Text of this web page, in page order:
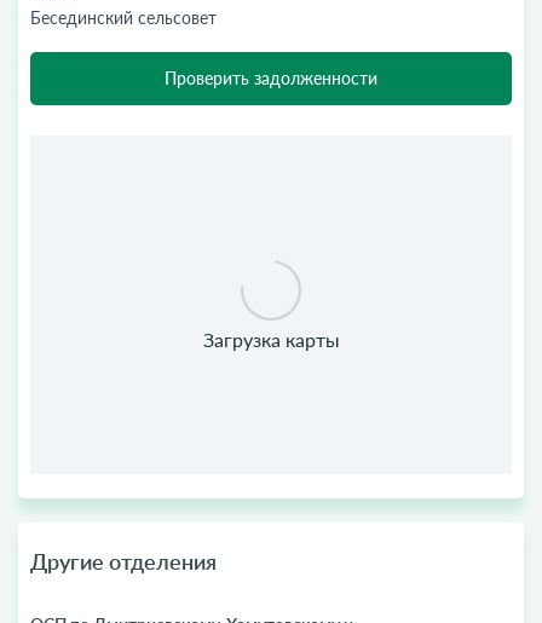
Бесединский сельсовет
Проверить задолженности
Другие отделения